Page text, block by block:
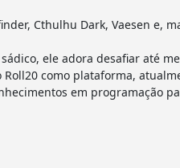
Cthulhu Dark, Vaesen
ele adora desafiar até
como plataforma,
em programação